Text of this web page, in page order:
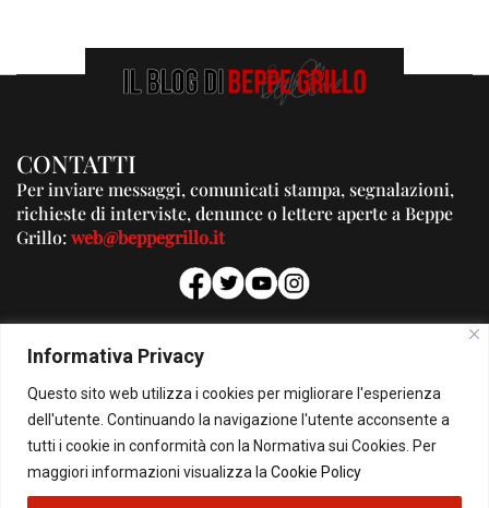
Informativa Privacy
Questo sito web utilizza i cookies per migliorare l'esperienza
dell'utente. Continuando la navigazione l'utente acconsente a
tutti i cookie in conformità con la Normativa sui Cookies. Per
maggiori informazioni visualizza la Cookie Policy
CONTATTI
Per inviare messaggi, comunicati stampa, segnalazioni,
richieste di interviste, denunce o lettere aperte a Beppe
Grillo:web@beppegrillo.it
PUBBLICITA'
Per la tua pubblicità su questo Blog:
pubblicita@beppegrillo.it